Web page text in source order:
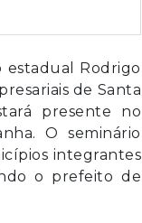
estadual Rodrigo
de Santa
presente no
O seminário
integrantes
o prefeito de